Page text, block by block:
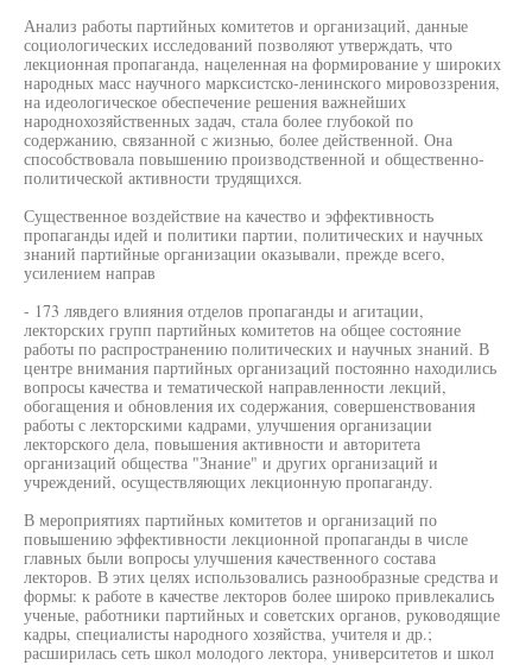
Анализ работы партийных комитетов и организаций, данные
социологических исследований позволяют утверждать, что
лекционная пропаганда, нацеленная на формирование у широких
народных масс научного марксистско-ленинского мировоззрения,
на идеологическое обеспечение решения важнейших
народнохозяйственных задач, стала более глубокой по
содержанию, связанной с жизнью, более действенной. Она
способствовала повышению производственной и общественно-
политической активности трудящихся.
Существенное воздействие на качество и эффективность
пропаганды идей и политики партии, политических и научных
знаний партийные организации оказывали, прежде всего,
усилением направ
- 173 лявдего влияния отделов пропаганды и агитации,
лекторских групп партийных комитетов на общее состояние
работы по распространению политических и научных знаний. В
центре внимания партийных организаций постоянно находились
вопросы качества и тематической направленности лекций,
обогащения и обновления их содержания, совершенствования
работы с лекторскими кадрами, улучшения организации
лекторского дела, повышения активности и авторитета
организаций общества "Знание" и других организаций и
учреждений, осуществляющих лекционную пропаганду.
В мероприятиях партийных комитетов и организаций по
повышению эффективности лекционной пропаганды в числе
главных были вопросы улучшения качественного состава
лекторов. В этих целях использовались разнообразные средства и
формы: к работе в качестве лекторов более широко привлекались
ученые, работники партийных и советских органов, руководящие
кадры, специалисты народного хозяйства, учителя и др.;
расширилась сеть школ молодого лектора, университетов и школ